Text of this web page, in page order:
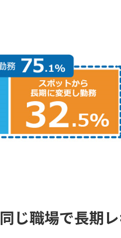
同じ職場で長期